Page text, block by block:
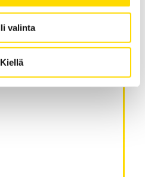
valinta
Kiellä